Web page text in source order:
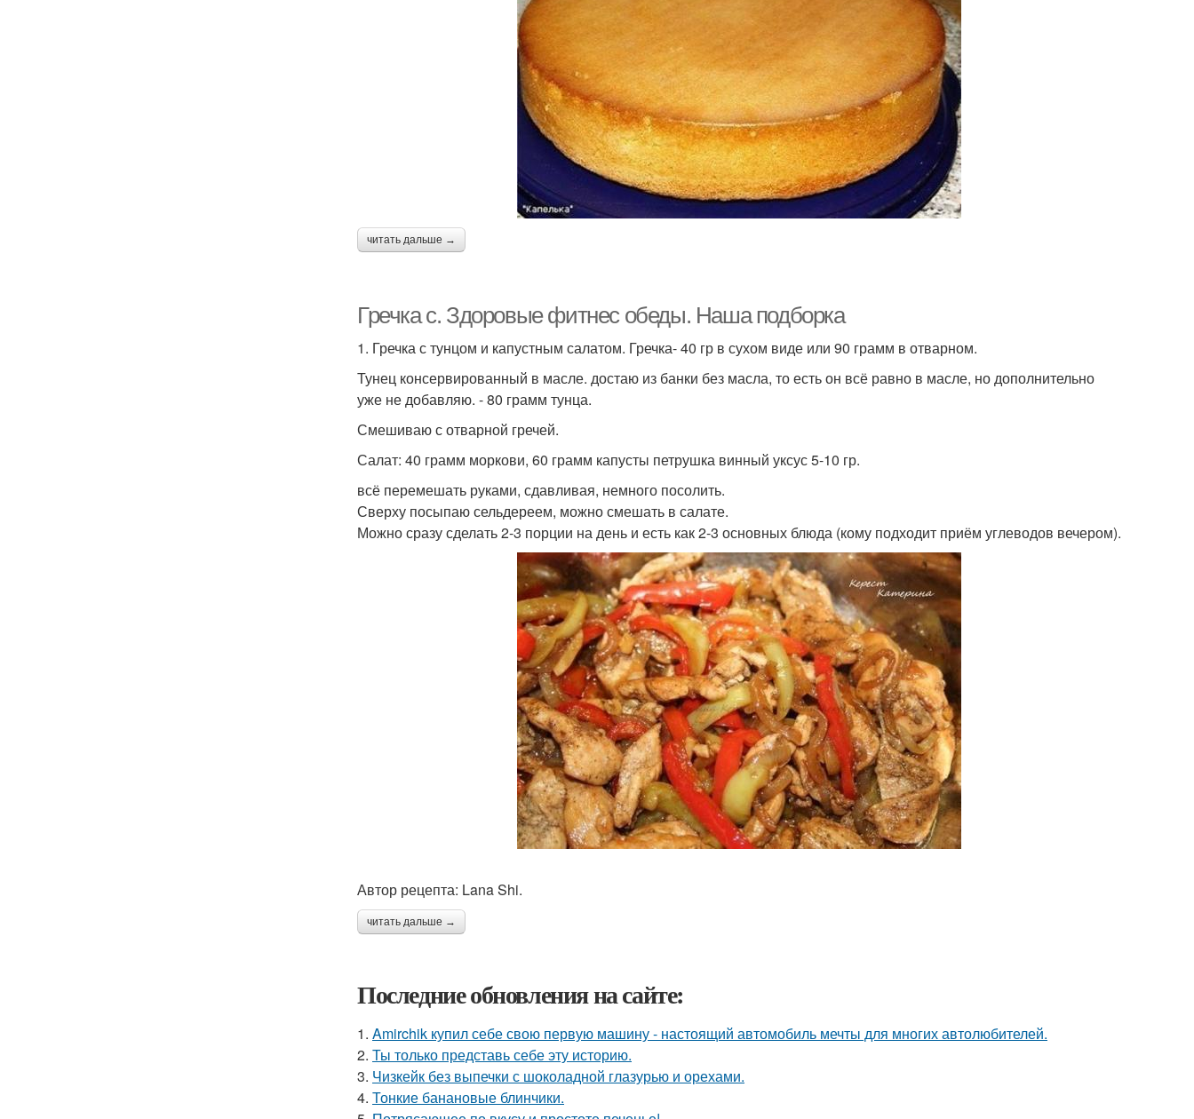
читать дальше →
Гречка с. Здоровые фитнес обеды. Наша подборка
1. Гречка с тунцом и капустным салатом. Гречка- 40 гр в сухом виде или 90 грамм в отварном.
Тунец консервированный в масле. достаю из банки без масла, то есть он всё равно в масле, но дополнительно
уже не добавляю. - 80 грамм тунца.
Смешиваю с отварной гречей.
Салат: 40 грамм моркови, 60 грамм капусты петрушка винный уксус 5-10 гр.
всё перемешать руками, сдавливая, немного посолить.
Сверху посыпаю сельдереем, можно смешать в салате.
Можно сразу сделать 2-3 порции на день и есть как 2-3 основных блюда (кому подходит приём углеводов вечером).
Автор рецепта: Lana Shi.
читать дальше →
Последние обновления на сайте:
1. Amirchik купил себе свою первую машину - настоящий автомобиль мечты для многих автолюбителей.
2. Ты только представь себе эту историю.
3. Чизкейк без выпечки с шоколадной глазурью и орехами.
4. Тонкие банановые блинчики.